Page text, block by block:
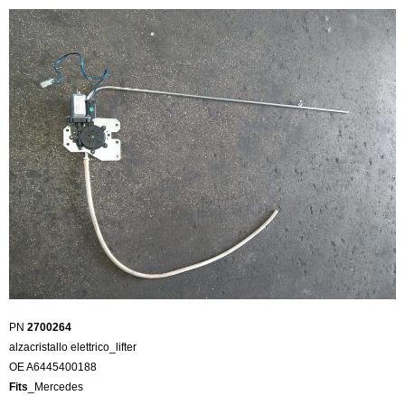
PN 2700264
alzacristallo elettrico_lifter
OE A6445400188
Fits _Mercedes